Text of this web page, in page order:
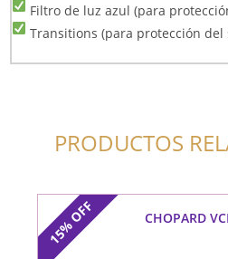
Filtro de luz azul (para
Transitions (para protección del
PRODUCTOS
15%
OFF CHOPARD